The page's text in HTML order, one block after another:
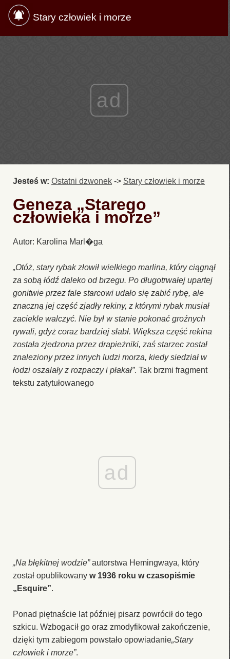
Stary człowiek i morze
ad
Jesteś w: Ostatni dzwonek -> Stary człowiek i morze
Geneza „Starego
człowieka i morze”
Autor: Karolina Marl�ga
„Otóż, stary rybak złowił wielkiego marlina, który ciągnął
za sobą łódź daleko od brzegu. Po długotrwałej upartej
gonitwie przez fale starcowi udało się zabić rybę, ale
znaczną jej część zjadły rekiny, z którymi rybak musiał
zaciekle walczyć. Nie był w stanie pokonać groźnych
rywali, gdyż coraz bardziej słabł. Większa część rekina
została zjedzona przez drapieżniki, zaś starzec został
znaleziony przez innych ludzi morza, kiedy siedział w
łodzi oszalały z rozpaczy i płakał”. Tak brzmi fragment
tekstu zatytułowanego
ad
„Na błękitnej wodzie”autorstwa Hemingwaya, który
został opublikowany w 1936 roku w czasopiśmie
„Esquire”.
Ponad piętnaście lat później pisarz powrócił do tego
szkicu. Wzbogacił go oraz zmodyfikował zakończenie,
dzięki tym zabiegom powstało opowiadanie„Stary
człowiek i morze”.